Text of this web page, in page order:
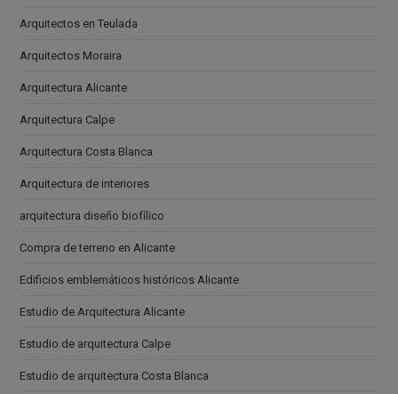
Arquitectos en Teulada
Arquitectos Moraira
Arquitectura Alicante
Arquitectura Calpe
Arquitectura Costa Blanca
Arquitectura de interiores
arquitectura diseño biofílico
Compra de terreno en Alicante
Edificios emblemáticos históricos Alicante
Estudio de Arquitectura Alicante
Estudio de arquitectura Calpe
Estudio de arquitectura Costa Blanca